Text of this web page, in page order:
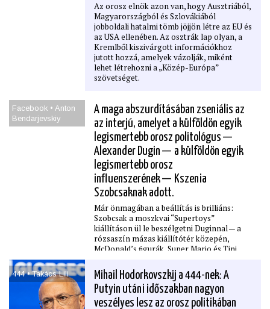
Az orosz elnök azon van, hogy Ausztriából,
Magyarországból és Szlovákiából
jobboldali hatalmi tömb jöjjön létre az EU és
az USA ellenében. Az osztrák lap olyan, a
Kremlből kiszivárgott információkhoz
jutott hozzá, amelyek vázolják, miként
lehet létrehozni a „Közép-Európa”
szövetséget.
Facebook • Anton
Bendarjevskiy
A maga abszurdításában zseniális az
az interjú, amelyet a külföldön egyik
legismertebb orosz politológus —
Alexander Dugin — a külföldön egyik
legismertebb orosz
inﬂuenszerének — Kszenia
Szobcsaknak adott.
Már önmagában a beállítás is brilliáns:
Szobcsak a moszkvai “Supertoys”
kiállításon ül le beszélgetni Duginnal — a
rózsaszín mázas kiállítótér közepén,
McDonald’s ﬁgurák, Super Mario és Tini
farkasa, az orosz micimackó és rózsaszín
Cseburaska társaságában. Erre mondja
Dugin rögtön kezdéskor, hogy ez a “brain
rot esztétikája” (agy rohadás).
444 • Takács Lili
Mihail Hodorkovszkij a 444-nek: A
Putyin utáni időszakban nagyon
veszélyes lesz az orosz politikában